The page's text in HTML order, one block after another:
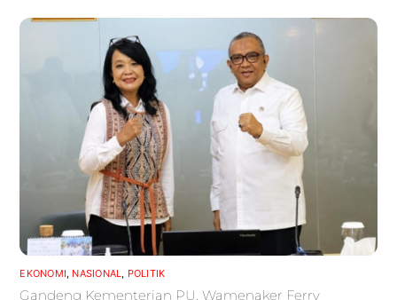
EKONOMI, NASIONAL, POLITIK
Gandeng Kementerian PU, Wamenaker Ferry